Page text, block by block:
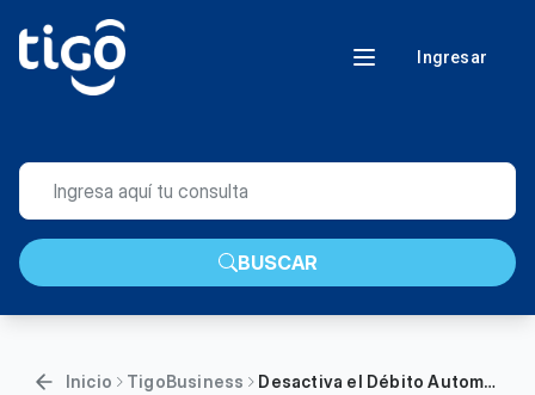
Ingresar
BUSCAR
Inicio TigoBusiness Desactiva el Débito Automático desde la plataforma “Mi Cuenta Tigo Business”